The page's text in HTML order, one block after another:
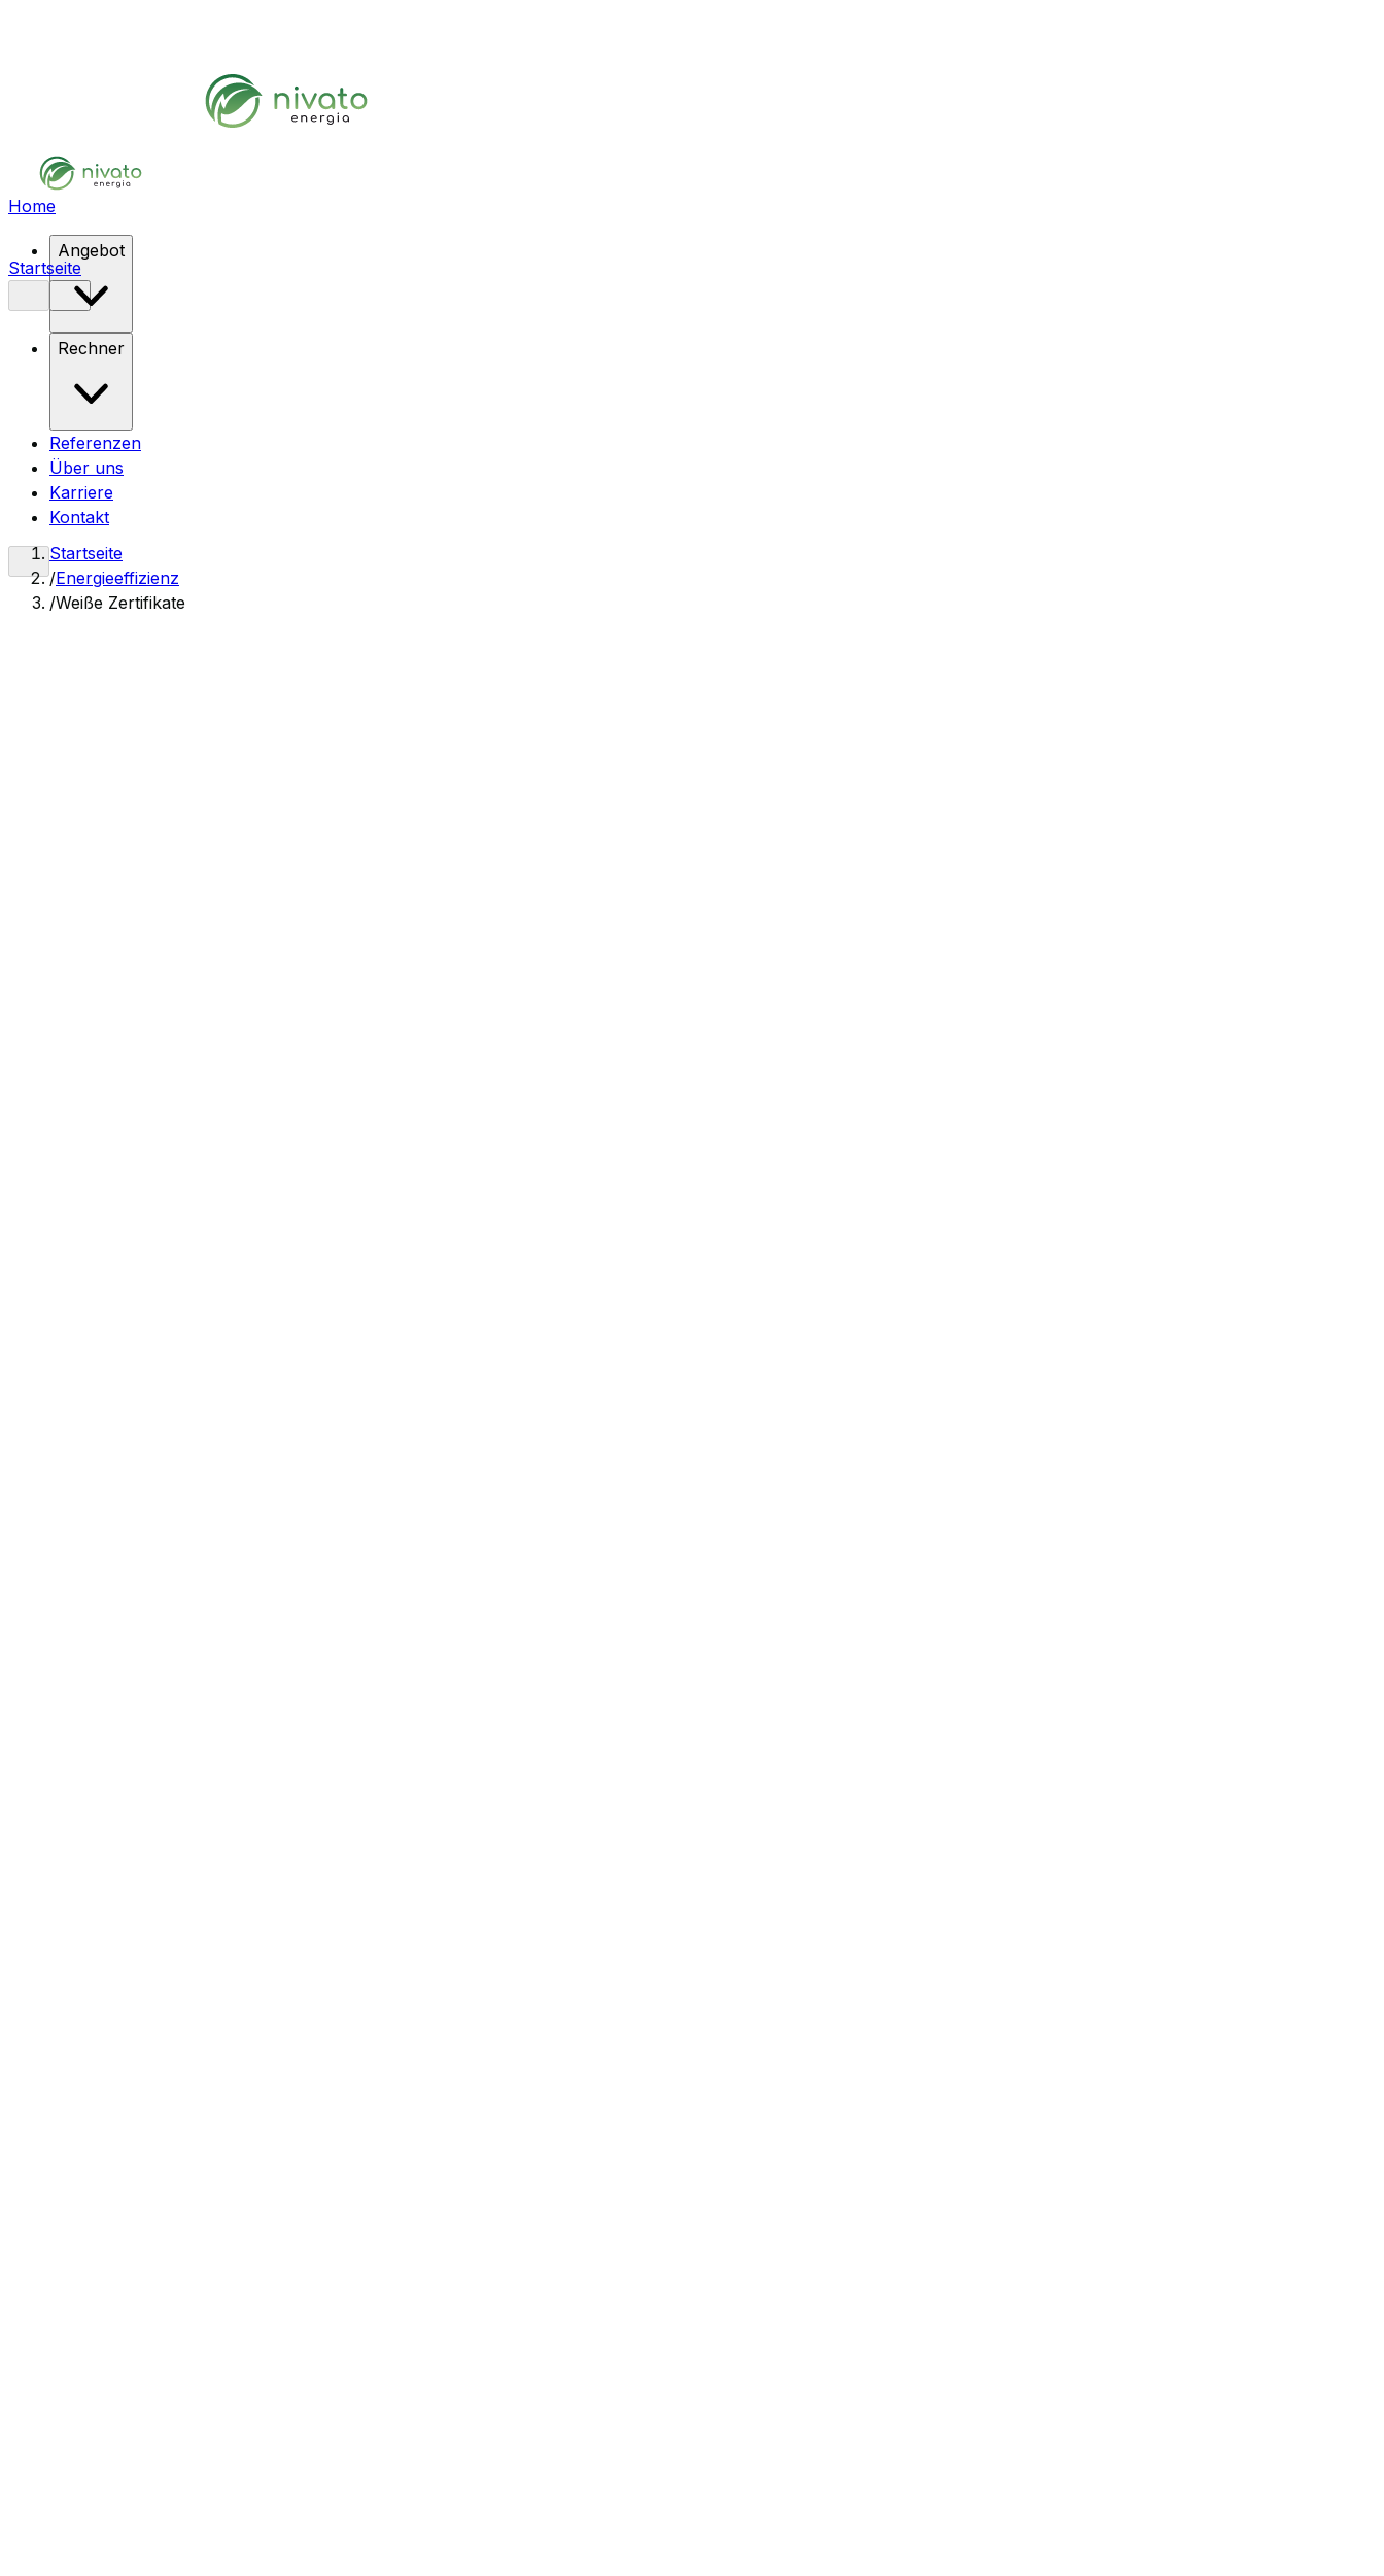
Home
Angebot
Rechner
Referenzen
Über uns
Karriere
Kontakt
Startseite
Startseite
/Energieeffizienz
/Weiße Zertifikate